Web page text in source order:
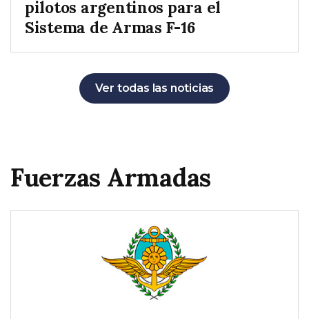
pilotos argentinos para el
Sistema de Armas F-16
Ver todas las noticias
Fuerzas Armadas